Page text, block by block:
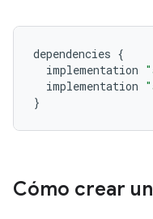
dependencies {
implementation
implementation
}
Cómo crear